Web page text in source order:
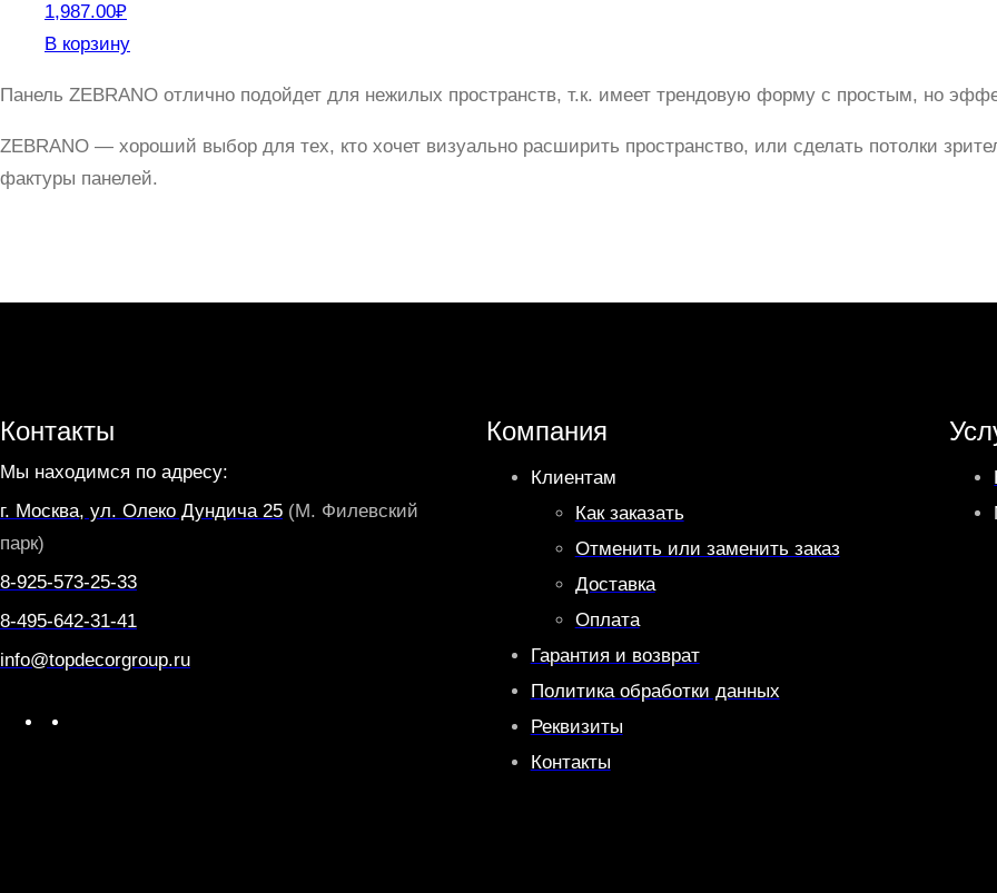
1,987.00₽
В корзину
Панель ZEBRANO отлично подойдет для нежилых пространств, т.к. имеет трендовую форму с простым, но
ZEBRANO — хороший выбор для тех, кто хочет визуально расширить пространство, или сделать потолки
фактуры панелей.
Контакты
Мы находимся по адресу:
г. Москва, ул. Олеко Дундича 25 (М. Филевский
парк)
8-925-573-25-33
8-495-642-31-41
info@topdecorgroup.ru
Компания
Клиентам
Как заказать
Отменить или заменить заказ
Доставка
Оплата
Гарантия и возврат
Политика обработки данных
Реквизиты
Контакты